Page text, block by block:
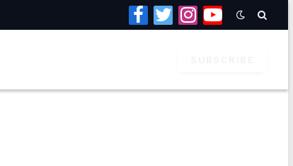
Facebook
TwitterInstagramYouTube